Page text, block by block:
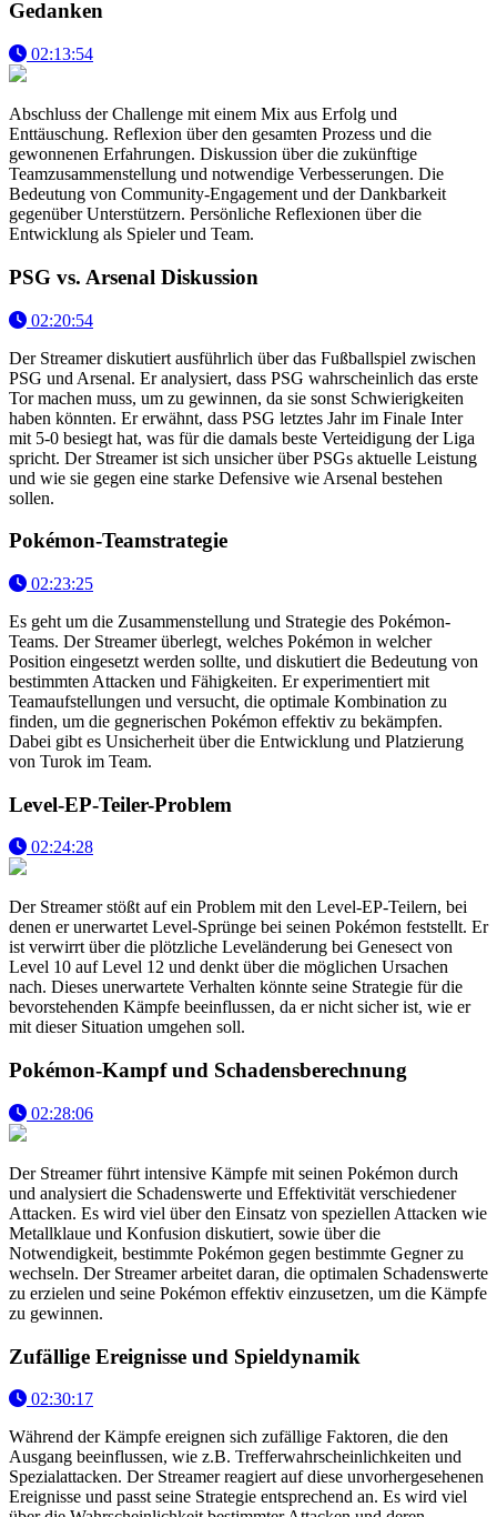
Gedanken
02:13:54
Abschluss der Challenge mit einem Mix aus Erfolg und
Enttäuschung. Reflexion über den gesamten Prozess und die
gewonnenen Erfahrungen. Diskussion über die zukünftige
Teamzusammenstellung und notwendige Verbesserungen. Die
Bedeutung von Community-Engagement und der Dankbarkeit
gegenüber Unterstützern. Persönliche Reflexionen über die
Entwicklung als Spieler und Team.
PSG vs. Arsenal Diskussion
02:20:54
Der Streamer diskutiert ausführlich über das Fußballspiel zwischen
PSG und Arsenal. Er analysiert, dass PSG wahrscheinlich das erste
Tor machen muss, um zu gewinnen, da sie sonst Schwierigkeiten
haben könnten. Er erwähnt, dass PSG letztes Jahr im Finale Inter
mit 5-0 besiegt hat, was für die damals beste Verteidigung der Liga
spricht. Der Streamer ist sich unsicher über PSGs aktuelle Leistung
und wie sie gegen eine starke Defensive wie Arsenal bestehen
sollen.
Pokémon-Teamstrategie
02:23:25
Es geht um die Zusammenstellung und Strategie des Pokémon-
Teams. Der Streamer überlegt, welches Pokémon in welcher
Position eingesetzt werden sollte, und diskutiert die Bedeutung von
bestimmten Attacken und Fähigkeiten. Er experimentiert mit
Teamaufstellungen und versucht, die optimale Kombination zu
finden, um die gegnerischen Pokémon effektiv zu bekämpfen.
Dabei gibt es Unsicherheit über die Entwicklung und Platzierung
von Turok im Team.
Level-EP-Teiler-Problem
02:24:28
Der Streamer stößt auf ein Problem mit den Level-EP-Teilern, bei
denen er unerwartet Level-Sprünge bei seinen Pokémon feststellt. Er
ist verwirrt über die plötzliche Leveländerung bei Genesect von
Level 10 auf Level 12 und denkt über die möglichen Ursachen
nach. Dieses unerwartete Verhalten könnte seine Strategie für die
bevorstehenden Kämpfe beeinflussen, da er nicht sicher ist, wie er
mit dieser Situation umgehen soll.
Pokémon-Kampf und Schadensberechnung
02:28:06
Der Streamer führt intensive Kämpfe mit seinen Pokémon durch
und analysiert die Schadenswerte und Effektivität verschiedener
Attacken. Es wird viel über den Einsatz von speziellen Attacken wie
Metallklaue und Konfusion diskutiert, sowie über die
Notwendigkeit, bestimmte Pokémon gegen bestimmte Gegner zu
wechseln. Der Streamer arbeitet daran, die optimalen Schadenswerte
zu erzielen und seine Pokémon effektiv einzusetzen, um die Kämpfe
zu gewinnen.
Zufällige Ereignisse und Spieldynamik
02:30:17
Während der Kämpfe ereignen sich zufällige Faktoren, die den
Ausgang beeinflussen, wie z.B. Trefferwahrscheinlichkeiten und
Spezialattacken. Der Streamer reagiert auf diese unvorhergesehenen
Ereignisse und passt seine Strategie entsprechend an. Es wird viel